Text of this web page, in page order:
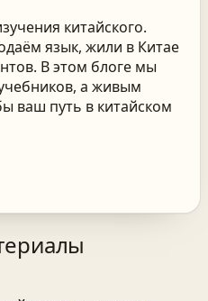
китайского.
язык, жили в Китае
В этом блоге мы
а живым
ваш путь в китайском